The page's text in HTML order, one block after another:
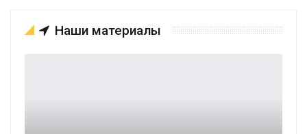
Наши материалы